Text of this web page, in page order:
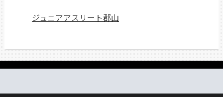
ジュニアアスリート郡山